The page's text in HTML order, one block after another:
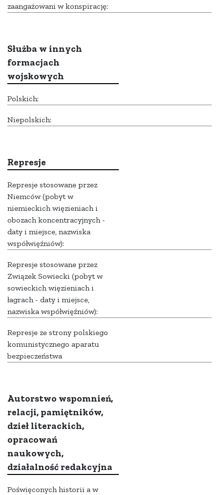
zaangażowani w konspirację:
Służba w innych
formacjach
wojskowych
Polskich:
Niepolskich:
Represje
Represje stosowane przez
Niemców (pobyt w
niemieckich więzieniach i
obozach koncentracyjnych -
daty i miejsce, nazwiska
współwięźniów):
Represje stosowane przez
Związek Sowiecki (pobyt w
sowieckich więzieniach i
łagrach - daty i miejsce,
nazwiska współwięźniów):
Represje ze strony polskiego
komunistycznego aparatu
bezpieczeństwa
Autorstwo wspomnień,
relacji, pamiętników,
dzieł literackich,
opracowań
naukowych,
działalność redakcyjna
Poświęconych historii a w